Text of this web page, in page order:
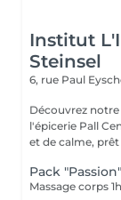
Institut
Steinsel
6, rue Paul
Découvrez
l'épicerie Pall
et de calme, prêt
Pack "Passion"